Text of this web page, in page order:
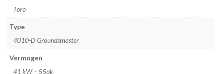
Toro
Type
4010-D Groundsmaster
Vermogen
41 kW – 55pk